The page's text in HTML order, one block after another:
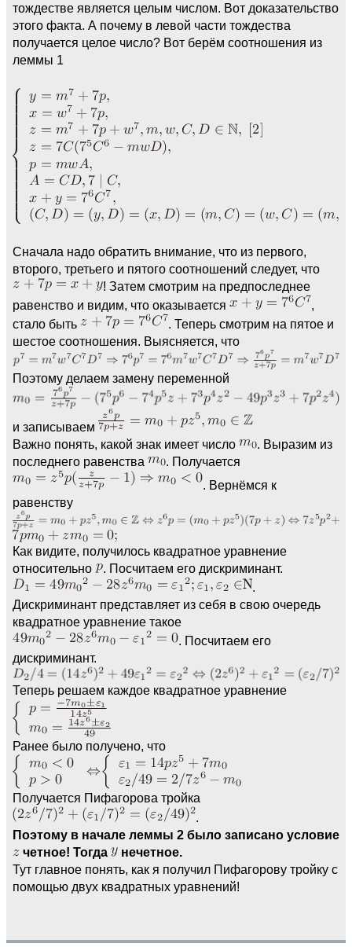
тождестве является целым числом. Вот доказательство
этого факта. А почему в левой части тождества
получается целое число? Вот берём соотношения из
леммы 1
Сначала надо обратить внимание, что из первого,
второго, третьего и пятого соотношений следует, что
! Затем смотрим на предпоследнее
равенство и видим, что оказывается
,
стало быть
. Теперь смотрим на пятое и
шестое соотношения. Выясняется, что
Поэтому делаем замену переменной
и записываем
Важно понять, какой знак имеет число
. Выразим из
последнего равенства
. Получается
. Вернёмся к
равенству
Как видите, получилось квадратное уравнение
относительно
. Посчитаем его дискриминант.
.
Дискриминант представляет из себя в свою очередь
квадратное уравнение такое
. Посчитаем его
дискриминант.
Теперь решаем каждое квадратное уравнение
Ранее было получено, что
Получается Пифагорова тройка
.
Поэтому в начале леммы 2 было записано условие
четное! Тогда
нечетное.
Тут главное понять, как я получил Пифагорову тройку с
помощью двух квадратных уравнений!